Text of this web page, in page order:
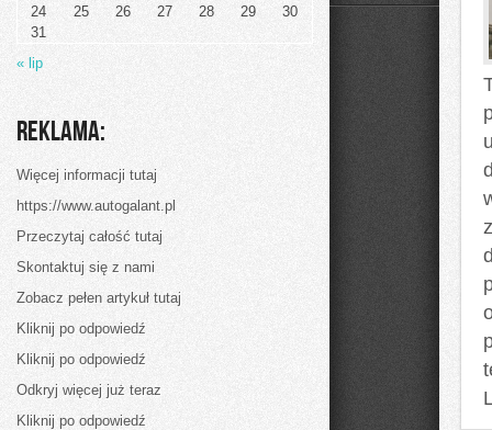
24
25 26 27 28 29
30
31
« lip
Reklama:
Więcej informacji tutaj
https://www.autogalant.pl
Przeczytaj całość tutaj
Skontaktuj się z nami
Zobacz pełen artykuł tutaj
Kliknij po odpowiedź
Kliknij po odpowiedź
Odkryj więcej już teraz
Kliknij po odpowiedź